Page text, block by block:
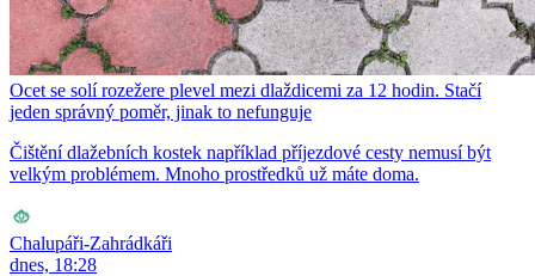
Ocet se solí rozežere plevel mezi dlaždicemi za 12 hodin. Stačí
jeden správný poměr, jinak to nefunguje
Čištění dlažebních kostek například příjezdové cesty nemusí být
velkým problémem. Mnoho prostředků už máte doma.
Chalupáři-Zahrádkáři
dnes, 18:28